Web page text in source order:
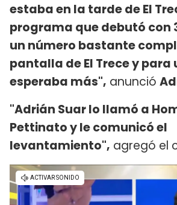
estaba en la tarde de El
programa que debutó con
un número bastante
pantalla de El Trece y para
esperaba más", anunció
"Adrián Suar lo llamó a
Pettinato y le comunicó el
levantamiento", agregó el